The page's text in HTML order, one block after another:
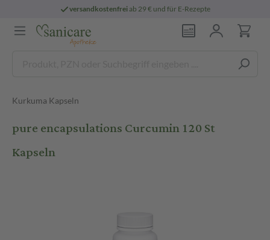
versandkostenfreiab 29 € und für E-Rezepte
Kurkuma Kapseln
pure encapsulations Curcumin 120 St
Kapseln